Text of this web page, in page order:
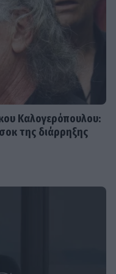
Καλογερόπουλου:
της διάρρηξης